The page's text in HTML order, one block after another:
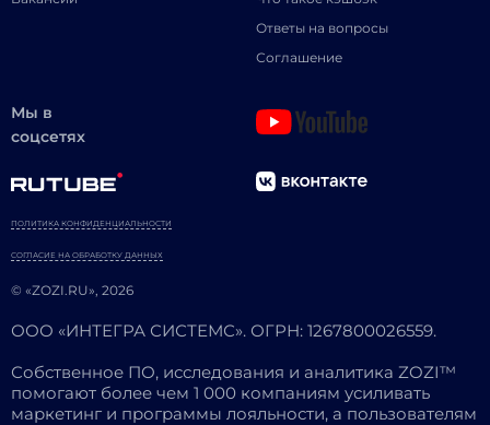
Ответы на вопросы
Соглашение
Мы в
соцсетях
© «ZOZI.RU», 2026
ПОЛИТИКА КОНФИДЕНЦИАЛЬНОСТИ
СОГЛАСИЕ НА ОБРАБОТКУ ДАННЫХ
ООО «ИНТЕГРА СИСТЕМС». ОГРН: 1267800026559.
Собственное ПО, исследования и аналитика ZOZI™
помогают более чем 1 000 компаниям усиливать
маркетинг и программы лояльности, а пользователям